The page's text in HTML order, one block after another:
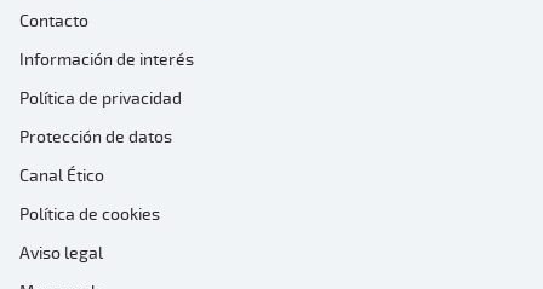
Contacto
Información de interés
Política de privacidad
Protección de datos
Canal Ético
Política de cookies
Aviso legal